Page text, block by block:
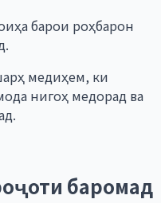
барои роҳбарон
медиҳем, ки
нигоҳ медорад ва
баромад